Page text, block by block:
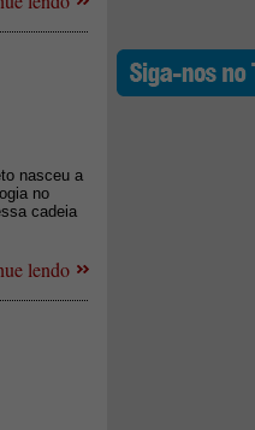
nasceu a
no
cadeia
lendo